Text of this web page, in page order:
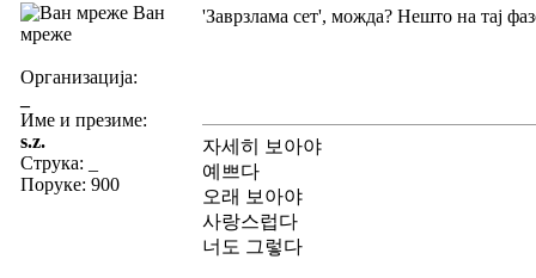
Ван
мреже
Организација:
Име и презиме:
s.z.
Струка:
Поруке: 900
'Заврзлама сет', можда? Нешто на тај
자세히 보아야
예쁘다
오래 보아야
사랑스럽다
너도 그렇다